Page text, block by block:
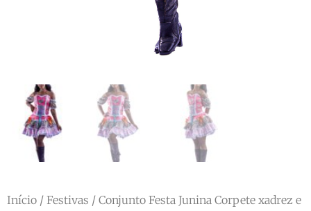
Início / Festivas / Conjunto Festa Junina Corpete xadrez e